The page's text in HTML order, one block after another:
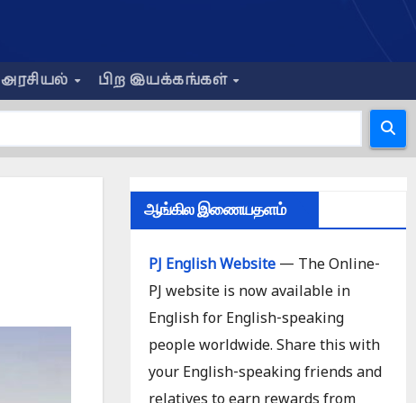
அரசியல் பிற இயக்கங்கள்
ஆங்கில இணையதளம்
PJ English Website— The Online-
PJ website is now available in
English for English-speaking
people worldwide. Share this with
your English-speaking friends and